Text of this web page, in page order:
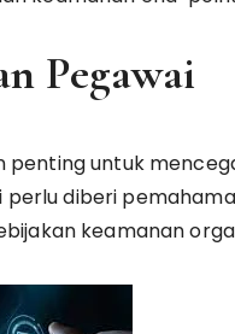
Pegawai
penting untuk
perlu diberi
keamanan